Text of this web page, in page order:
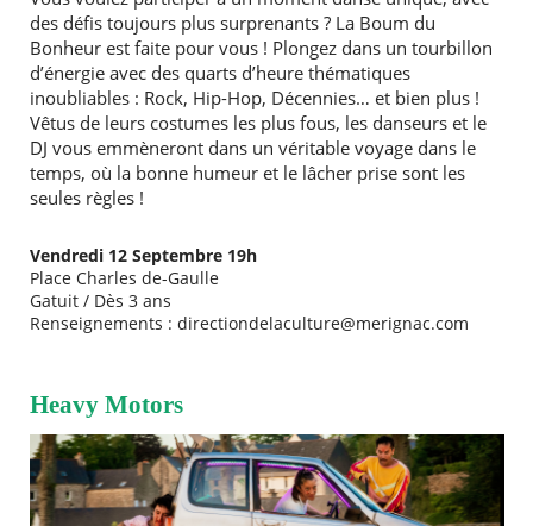
des défis toujours plus surprenants ? La Boum du
Bonheur est faite pour vous ! Plongez dans un tourbillon
d’énergie avec des quarts d’heure thématiques
inoubliables : Rock, Hip-Hop, Décennies… et bien plus !
Vêtus de leurs costumes les plus fous, les danseurs et le
DJ vous emmèneront dans un véritable voyage dans le
temps, où la bonne humeur et le lâcher prise sont les
seules règles !
Vendredi 12 Septembre 19h
Place Charles de-Gaulle
Gatuit / Dès 3 ans
Renseignements : directiondelaculture@merignac.com
Heavy Motors